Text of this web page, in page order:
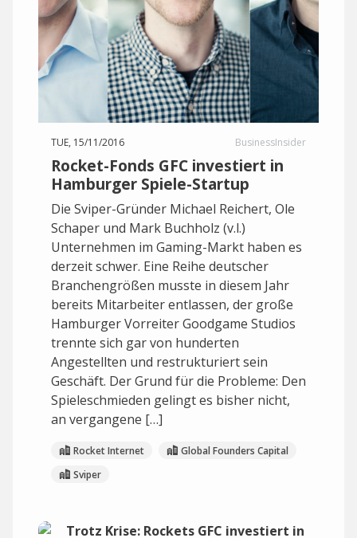
TUE, 15/11/2016 BusinessInsider
Rocket-Fonds GFC investiert in
Hamburger Spiele-Startup
Die Sviper-Gründer Michael Reichert, Ole
Schaper und Mark Buchholz (v.l.)
Unternehmen im Gaming-Markt haben es
derzeit schwer. Eine Reihe deutscher
Branchengrößen musste in diesem Jahr
bereits Mitarbeiter entlassen, der große
Hamburger Vorreiter Goodgame Studios
trennte sich gar von hunderten
Angestellten und restrukturiert sein
Geschäft. Der Grund für die Probleme: Den
Spieleschmieden gelingt es bisher nicht,
an vergangene […]
Rocket Internet
Global Founders Capital
Sviper